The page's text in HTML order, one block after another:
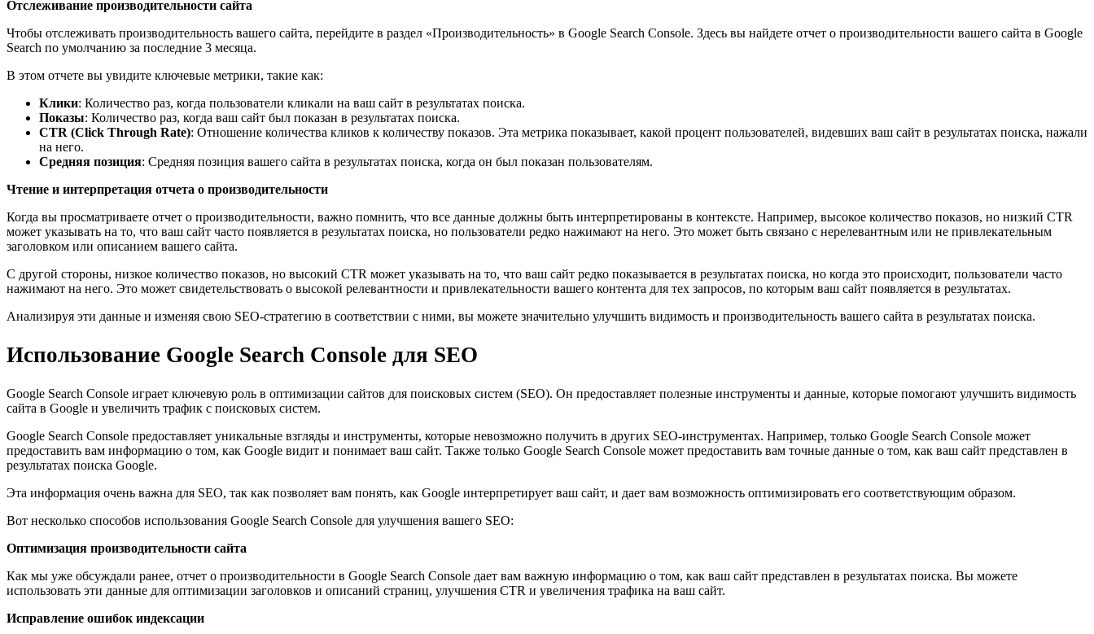
Отслеживание производительности сайта
Чтобы отслеживать производительность вашего сайта, перейдите в раздел «Производительность» в Google Search Console. Здесь вы найдете отчет о производительности вашего сайта в Google
Search по умолчанию за последние 3 месяца.
В этом отчете вы увидите ключевые метрики, такие как:
Клики: Количество раз, когда пользователи кликали на ваш сайт в результатах поиска.
Показы: Количество раз, когда ваш сайт был показан в результатах поиска.
CTR (Click Through Rate): Отношение количества кликов к количеству показов. Эта метрика показывает, какой процент пользователей, видевших ваш сайт в результатах поиска, нажали
на него.
Средняя позиция: Средняя позиция вашего сайта в результатах поиска, когда он был показан пользователям.
Чтение и интерпретация отчета о производительности
Когда вы просматриваете отчет о производительности, важно помнить, что все данные должны быть интерпретированы в контексте. Например, высокое количество показов, но низкий CTR
может указывать на то, что ваш сайт часто появляется в результатах поиска, но пользователи редко нажимают на него. Это может быть связано с нерелевантным или не привлекательным
заголовком или описанием вашего сайта.
С другой стороны, низкое количество показов, но высокий CTR может указывать на то, что ваш сайт редко показывается в результатах поиска, но когда это происходит, пользователи часто
нажимают на него. Это может свидетельствовать о высокой релевантности и привлекательности вашего контента для тех запросов, по которым ваш сайт появляется в результатах.
Анализируя эти данные и изменяя свою SEO-стратегию в соответствии с ними, вы можете значительно улучшить видимость и производительность вашего сайта в результатах поиска.
Использование Google Search Console для SEO
Google Search Console играет ключевую роль в оптимизации сайтов для поисковых систем (SEO). Он предоставляет полезные инструменты и данные, которые помогают улучшить видимость
сайта в Google и увеличить трафик с поисковых систем.
Google Search Console предоставляет уникальные взгляды и инструменты, которые невозможно получить в других SEO-инструментах. Например, только Google Search Console может
предоставить вам информацию о том, как Google видит и понимает ваш сайт. Также только Google Search Console может предоставить вам точные данные о том, как ваш сайт представлен в
результатах поиска Google.
Эта информация очень важна для SEO, так как позволяет вам понять, как Google интерпретирует ваш сайт, и дает вам возможность оптимизировать его соответствующим образом.
Вот несколько способов использования Google Search Console для улучшения вашего SEO:
Оптимизация производительности сайта
Как мы уже обсуждали ранее, отчет о производительности в Google Search Console дает вам важную информацию о том, как ваш сайт представлен в результатах поиска. Вы можете
использовать эти данные для оптимизации заголовков и описаний страниц, улучшения CTR и увеличения трафика на ваш сайт.
Исправление ошибок индексации